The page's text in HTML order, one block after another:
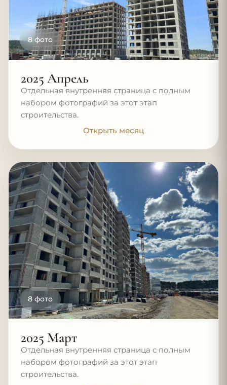
8 фото
2025 Апрель
Отдельная внутренняя страница с полным
набором фотографий за этот этап
строительства.
Открыть месяц
8 фото
2025 Март
Отдельная внутренняя страница с полным
набором фотографий за этот этап
строительства.